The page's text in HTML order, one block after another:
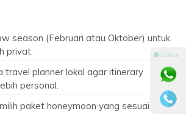
season (Februari atau Oktober) untuk
privat.
travel planner lokal agar itinerary
personal.
paket honeymoon yang sesuai
⚫ Online